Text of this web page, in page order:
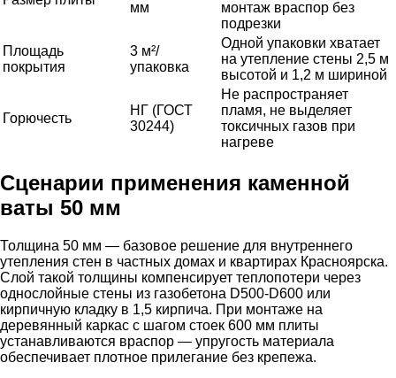
мм
монтаж враспор без
подрезки
Площадь
покрытия
3 м²/
упаковка
Одной упаковки хватает
на утепление стены 2,5 м
высотой и 1,2 м шириной
Горючесть
НГ (ГОСТ
30244)
Не распространяет
пламя, не выделяет
токсичных газов при
нагреве
Сценарии применения каменной
ваты 50 мм
Толщина 50 мм — базовое решение для внутреннего
утепления стен в частных домах и квартирах Красноярска.
Слой такой толщины компенсирует теплопотери через
однослойные стены из газобетона D500-D600 или
кирпичную кладку в 1,5 кирпича. При монтаже на
деревянный каркас с шагом стоек 600 мм плиты
устанавливаются враспор — упругость материала
обеспечивает плотное прилегание без крепежа.